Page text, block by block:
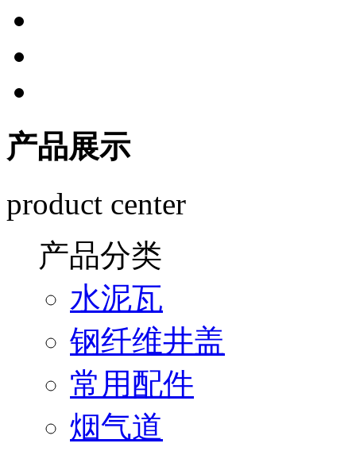
产品展示
product center
产品分类
水泥瓦
钢纤维井盖
常用配件
烟气道